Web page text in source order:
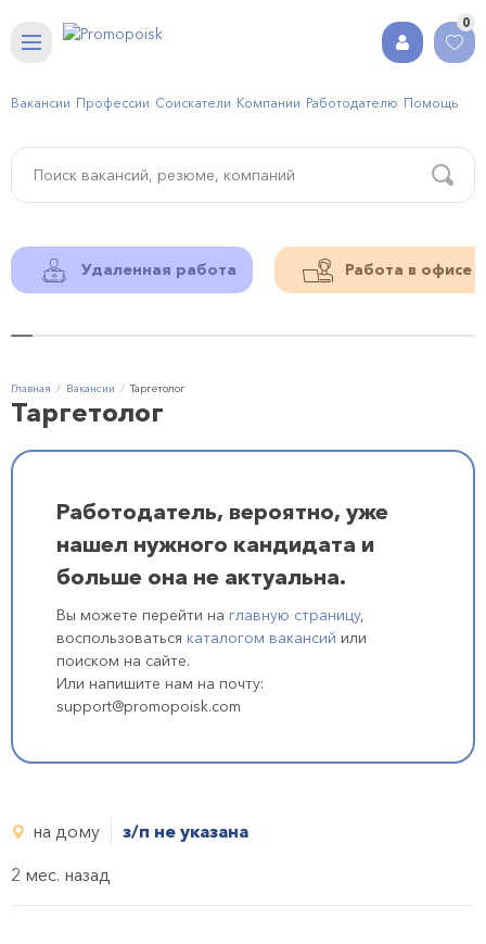
0
Вакансии Профессии Соискатели Компании Работодателю Помощь
Удаленная работа Работа в офисе
Главная Вакансии Таргетолог
Таргетолог
Работодатель, вероятно, уже
нашел нужного кандидата и
больше она не актуальна.
Вы можете перейти на главную страницу,
воспользоваться каталогом вакансий или
поиском на сайте.
Или напишите нам на почту:
support@promopoisk.com
на дому
з/п не указана
2 мес. назад